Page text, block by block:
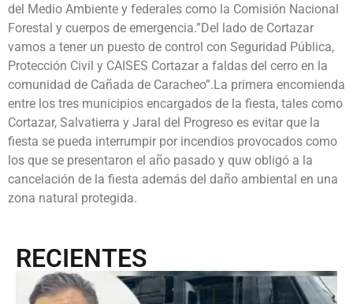
del Medio Ambiente y federales como la Comisión Nacional
Forestal y cuerpos de emergencia.”Del lado de Cortazar
vamos a tener un puesto de control con Seguridad Pública,
Protección Civil y CAISES Cortazar a faldas del cerro en la
comunidad de Cañada de Caracheo”.La primera encomienda
entre los tres municipios encargados de la fiesta, tales como
Cortazar, Salvatierra y Jaral del Progreso es evitar que la
fiesta se pueda interrumpir por incendios provocados como
los que se presentaron el año pasado y quw obligó a la
cancelación de la fiesta además del daño ambiental en una
zona natural protegida.
RECIENTES